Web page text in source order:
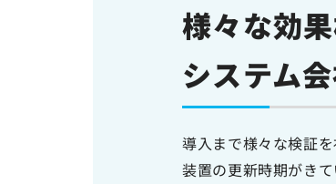
様々な効
システム
導入まで様々な検証
装置の更新時期がき